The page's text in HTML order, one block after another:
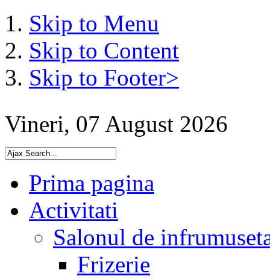
Skip to Menu
Skip to Content
Skip to Footer>
Vineri, 07 August 2026
Prima pagina
Activitati
Salonul de
Frizerie